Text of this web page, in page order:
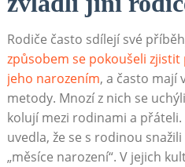
Rodiče často sdílejí své
způsobem se pokoušeli
jeho narozením, a často mají
metody. Mnozí z nich se
kolují mezi rodinami a
uvedla, že se s rodinou
„měsíce narození“. V jejich